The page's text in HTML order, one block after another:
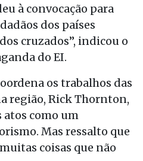
à convocação para
dos países
cruzados”, indicou o
do EI.
os trabalhos das
região, Rick Thornton,
atos como um
Mas ressalto que
coisas que não